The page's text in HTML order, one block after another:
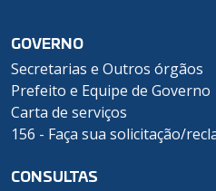
GOVERNO
Secretarias e Outros órgãos
Prefeito e Equipe de Governo
Carta de serviços
156 - Faça sua solicitação/
CONSULTAS